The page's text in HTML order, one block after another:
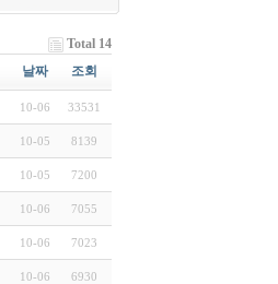
Total 14
날짜 조회
10-06 33531
10-05 8139
10-05 7200
10-06 7055
10-06 7023
10-06 6930